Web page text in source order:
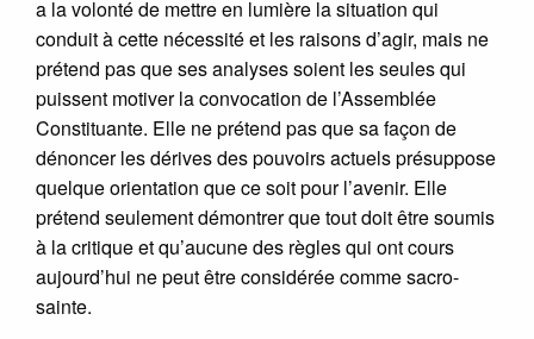
a la volonté de mettre en lumière la situation qui
conduit à cette nécessité et les raisons d’agir, mais ne
prétend pas que ses analyses soient les seules qui
puissent motiver la convocation de l’Assemblée
Constituante. Elle ne prétend pas que sa façon de
dénoncer les dérives des pouvoirs actuels présuppose
quelque orientation que ce soit pour l’avenir. Elle
prétend seulement démontrer que tout doit être soumis
à la critique et qu’aucune des règles qui ont cours
aujourd’hui ne peut être considérée comme sacro-
sainte.